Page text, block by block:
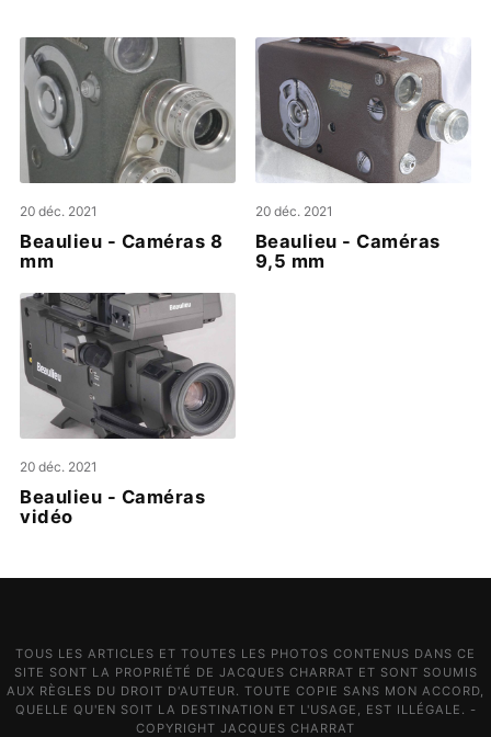
20 déc. 2021
Beaulieu - Caméras 8
mm
20 déc. 2021
Beaulieu - Caméras
9,5 mm
20 déc. 2021
Beaulieu - Caméras
vidéo
TOUS LES ARTICLES ET TOUTES LES PHOTOS CONTENUS DANS CE
SITE SONT LA PROPRIÉTÉ DE JACQUES CHARRAT ET SONT SOUMIS
AUX RÈGLES DU DROIT D'AUTEUR. TOUTE COPIE SANS MON ACCORD,
QUELLE QU'EN SOIT LA DESTINATION ET L'USAGE, EST ILLÉGALE. -
COPYRIGHT JACQUES CHARRAT